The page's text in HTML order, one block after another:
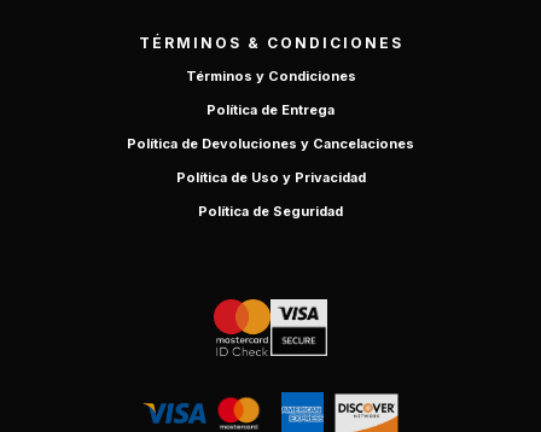
TÉRMINOS & CONDICIONES
Términos y Condiciones
Política de Entrega
Política de Devoluciones y Cancelaciones
Política de Uso y Privacidad
Política de Seguridad